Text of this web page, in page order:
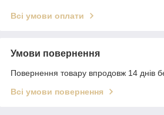
Всі умови оплати
Умови повернення
Повернення товару впродовж 14 днів
Всі умови повернення